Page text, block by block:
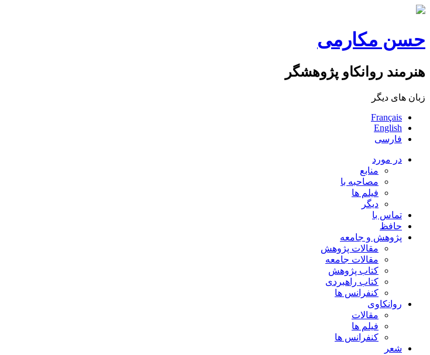
حسن مکارمی
هنرمند روانکاو پژوهشگر
زبان های ديگر
Français
English
فارسی
در مورد
منابع
مصاحبه با
فیلم ها
ديگر
تماس با
حافظ
پژوهش و جامعه
مقالات پژوهش
مقالات جامعه
كتاب پژوهش
كتاب راهبردی
کنفرانس ها
روانكاوی
مقالات
فیلم ها
کنفرانس ها
شعر